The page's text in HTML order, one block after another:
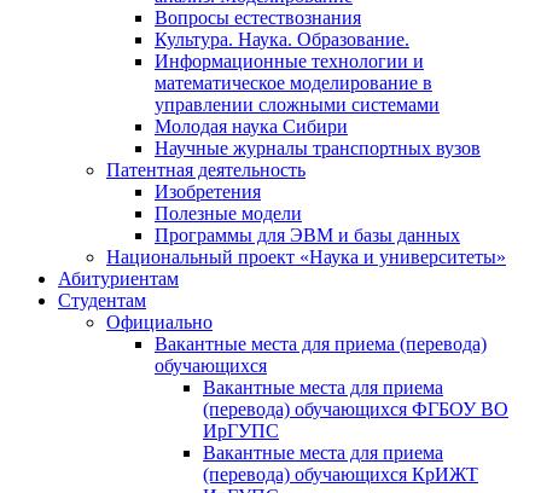
Вопросы естествознания
Культура. Наука. Образование.
Информационные технологии и
математическое моделирование в
управлении сложными системами
Молодая наука Сибири
Научные журналы транспортных вузов
Патентная деятельность
Изобретения
Полезные модели
Программы для ЭВМ и базы данных
Национальный проект «Наука и университеты»
Абитуриентам
Студентам
Официально
Вакантные места для приема (перевода)
обучающихся
Вакантные места для приема
(перевода) обучающихся ФГБОУ ВО
ИрГУПС
Вакантные места для приема
(перевода) обучающихся КрИЖТ